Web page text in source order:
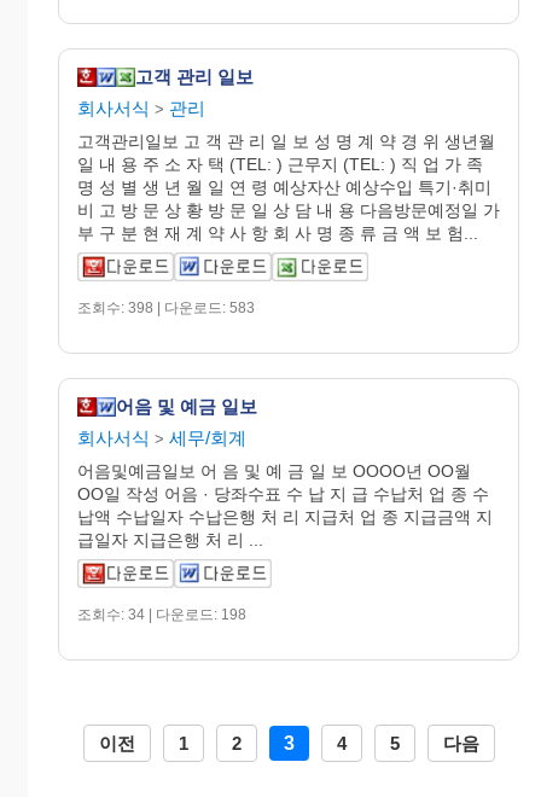
고객 관리 일보
회사서식 > 관리
고객관리일보 고 객 관 리 일 보 성 명 계 약 경 위 생년월
일 내 용 주 소 자 택 (TEL: ) 근무지 (TEL: ) 직 업 가 족
명 성 별 생 년 월 일 연 령 예상자산 예상수입 특기·취미
비 고 방 문 상 황 방 문 일 상 담 내 용 다음방문예정일 가
부 구 분 현 재 계 약 사 항 회 사 명 종 류 금 액 보 험...
조회수: 398 | 다운로드: 583
어음 및 예금 일보
회사서식 > 세무/회계
어음및예금일보 어 음 및 예 금 일 보 OOOO년 OO월
OO일 작성 어음 · 당좌수표 수 납 지 급 수납처 업 종 수
납액 수납일자 수납은행 처 리 지급처 업 종 지급금액 지
급일자 지급은행 처 리 ...
조회수: 34 | 다운로드: 198
이전 1 2 3 4 5 다음